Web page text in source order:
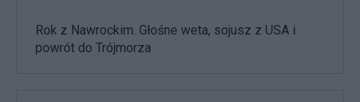
Rok z Nawrockim. Głośne weta, sojusz z USA i
powrót do Trójmorza